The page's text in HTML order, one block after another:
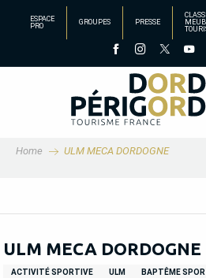
principal
ESPACE
PRO
GROUPES PRESSE
Home ULM MECA DORDOGNE
ULM MECA DORDOGNE
ACTIVITÉ SPORTIVE ULM BAPTÊME